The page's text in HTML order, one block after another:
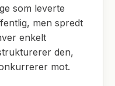
som leverte
men spredt
enkelt
den,
mot.